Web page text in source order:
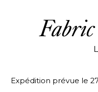
Expédition prévue le